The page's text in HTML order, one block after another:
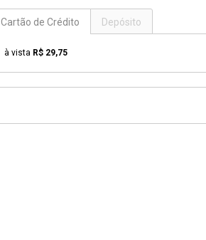
Cartão de Crédito Depósito
à vista R$ 29,75